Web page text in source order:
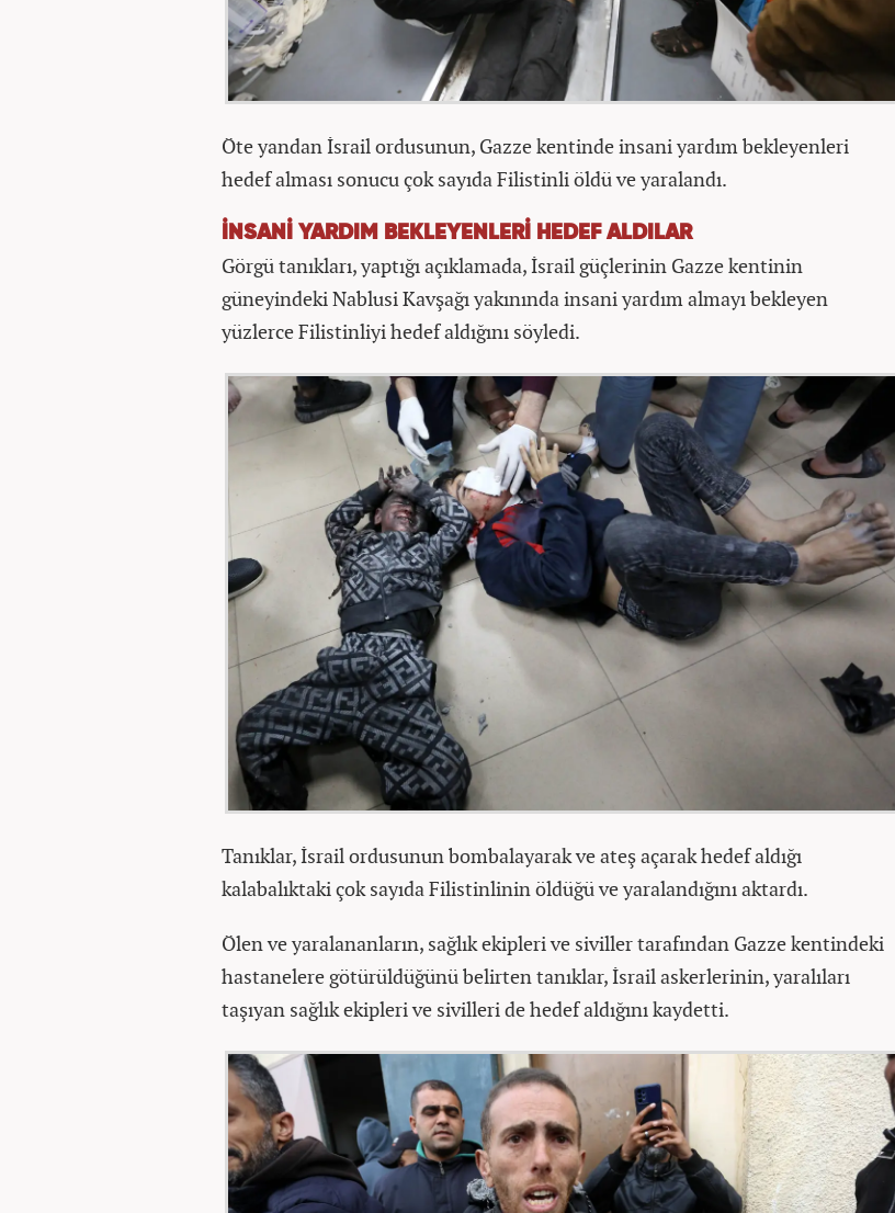
Öte yandan İsrail ordusunun, Gazze kentinde insani yardım bekleyenleri
hedef alması sonucu çok sayıda Filistinli öldü ve yaralandı.
İNSANİ YARDIM BEKLEYENLERİ HEDEF ALDILAR
Görgü tanıkları, yaptığı açıklamada, İsrail güçlerinin Gazze kentinin
güneyindeki Nablusi Kavşağı yakınında insani yardım almayı bekleyen
yüzlerce Filistinliyi hedef aldığını söyledi.
Tanıklar, İsrail ordusunun bombalayarak ve ateş açarak hedef aldığı
kalabalıktaki çok sayıda Filistinlinin öldüğü ve yaralandığını aktardı.
Ölen ve yaralananların, sağlık ekipleri ve siviller tarafından Gazze kentindeki
hastanelere götürüldüğünü belirten tanıklar, İsrail askerlerinin, yaralıları
taşıyan sağlık ekipleri ve sivilleri de hedef aldığını kaydetti.